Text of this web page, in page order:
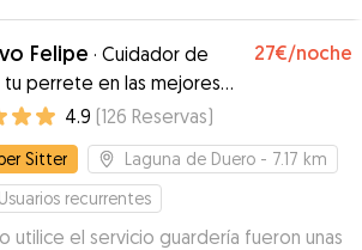
el tiempo que nuestros perros
con él ya que además te mantiene
Los perros han vuelto agotados de
”
Felipe · Cuidador de
tu perrete en las mejores
27€/noche
4.9 (126 Reservas)
Sitter Laguna de Duero - 7.17 km
Usuarios recurrentes
utilice el servicio guardería fueron unas